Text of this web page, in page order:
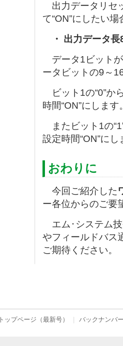
出力データリセ
て“ON”にしたい
・ 出力データ
データ1ビット
ータビットの9～
ビット1の“0”か
時間“ON”にします
またビット1の
設定時間“ON”にし
おわりに
今回ご紹介した
ー各位からのご要
エム･システム
やフィールドバス
ご期待ください。
トップページ（最新号） バックナンバ